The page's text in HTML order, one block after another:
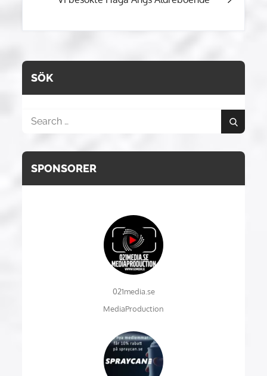
SÖK
Search
Search
SPONSORER
021media.se
MediaProduction